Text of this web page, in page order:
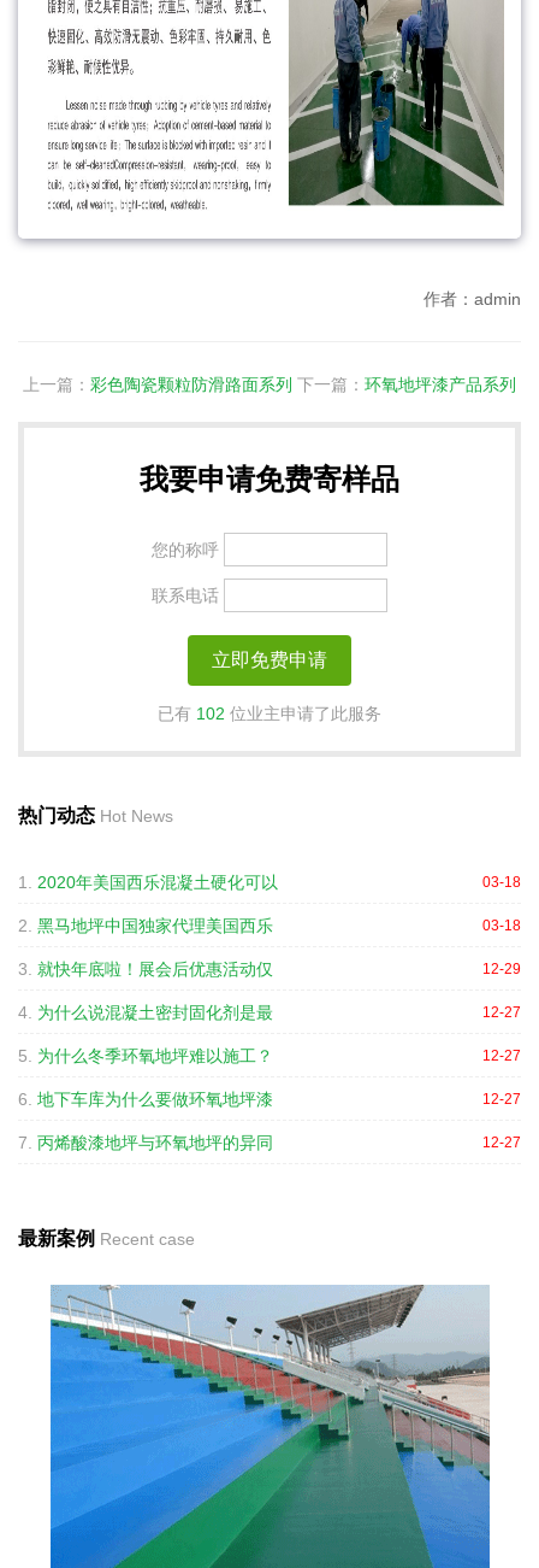
作者：admin
上一篇： 彩色陶瓷颗粒防滑路面系列 下一篇： 环氧地坪漆产品系列
我要申请免费寄样品
您的称呼
联系电话
已有 102 位业主申请了此服务
热门动态 Hot News
1. 2020年美国西乐混凝土硬化可以 03-18
2. 黑马地坪中国独家代理美国西乐 03-18
3. 就快年底啦！展会后优惠活动仅 12-29
4. 为什么说混凝土密封固化剂是最 12-27
5. 为什么冬季环氧地坪难以施工？ 12-27
6. 地下车库为什么要做环氧地坪漆 12-27
7. 丙烯酸漆地坪与环氧地坪的异同 12-27
最新案例 Recent case